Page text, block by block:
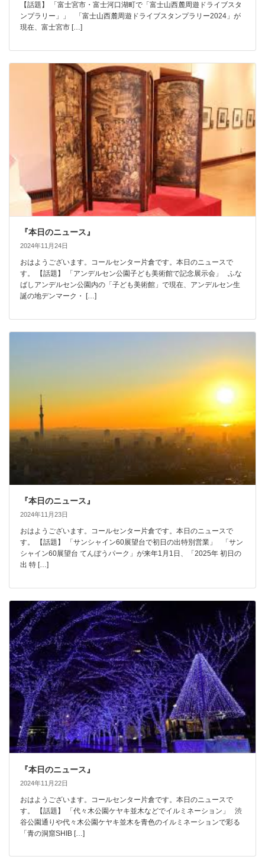
【話題】 「富士宮市・富士河口湖町で「富士山西麓周遊ドライブスタ
ンプラリー」」 「富士山西麓周遊ドライブスタンプラリー2024」が
現在、富士宮市 […]
『本日のニュース』
2024年11月24日
おはようございます。コールセンター片倉です。本日のニュースで
す。 【話題】 「アンデルセン公園子ども美術館で記念展示会」 ふな
ばしアンデルセン公園内の「子ども美術館」で現在、アンデルセン生
誕の地デンマーク・ […]
『本日のニュース』
2024年11月23日
おはようございます。コールセンター片倉です。本日のニュースで
す。 【話題】 「サンシャイン60展望台で初日の出特別営業」 「サン
シャイン60展望台 てんぼうパーク」が来年1月1日、「2025年 初日の
出 特 […]
『本日のニュース』
2024年11月22日
おはようございます。コールセンター片倉です。本日のニュースで
す。 【話題】 「代々木公園ケヤキ並木などでイルミネーション」 渋
谷公園通りや代々木公園ケヤキ並木を青色のイルミネーションで彩る
「青の洞窟SHIB […]